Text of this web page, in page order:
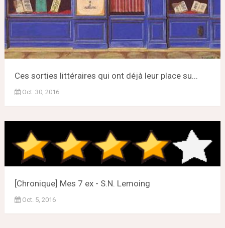
Ces sorties littéraires qui ont déjà leur place su...
Oct. 30, 2016
[Chronique] Mes 7 ex - S.N. Lemoing
Oct. 5, 2016